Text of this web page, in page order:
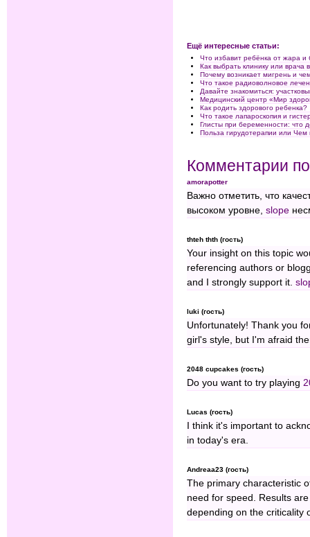
Ещё интересные статьи:
Что избавит ребёнка от жара и
Как выбрать клинику или врача
Почему возникает мигрень и
Что такое радиоволновое
Давайте знакомиться:
Медицинский центр «Мир
Как родить здорового ребенка?
Что такое лапароскопия и
Глисты при беременности: что
Польза гирудотерапии или Чем
Комментарии
amorapotter
Важно отметить, что
высоком уровне, slope
thteh thth (гость)
Your insight on this topic
referencing authors or
and I strongly support it.
luki (гость)
Unfortunately! Thank you
girl's style, but I'm afraid
2048 cupcakes (гость)
Do you want to try playing
Lucas (гость)
I think it's important to
in today's era.
Andreaa23 (гость)
The primary characteristic
need for speed. Results
depending on the criticality